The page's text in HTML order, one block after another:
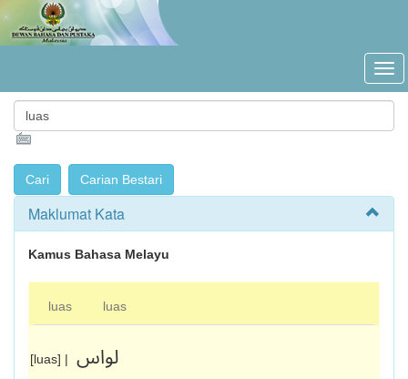
Maklumat Kata
Kamus Bahasa Melayu
luas luas
[luas] | لواس